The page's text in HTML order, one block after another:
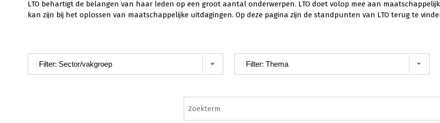
LTO behartigt de belangen van haar leden op een groot aantal onderwerpen. LTO doet volop mee aan
kan zijn bij het oplossen van maatschappelijke uitdagingen. Op deze pagina zijn de standpunten van LTO terug te